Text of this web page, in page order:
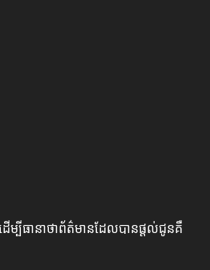
ើម្បីធានាថាព័ត៌មានដែលបានផ្ដល់ជូនគឺ